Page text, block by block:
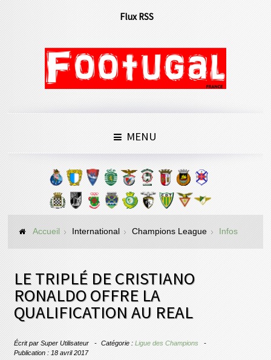
Flux RSS
MENU
Accueil International Champions League Infos
LE TRIPLÉ DE CRISTIANO
RONALDO OFFRE LA
QUALIFICATION AU REAL
Écrit parSuper Utilisateur Catégorie :Ligue des Champions
Publication : 18 avril 2017